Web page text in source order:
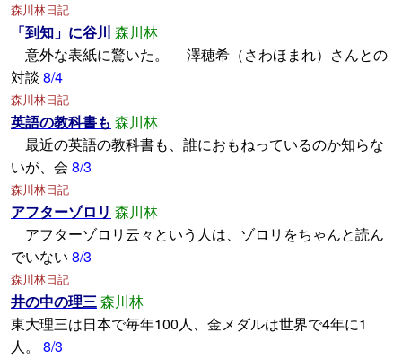
森川林日記
「到知」に谷川 森川林
意外な表紙に驚いた。 澤穂希（さわほまれ）さんとの
対談 8/4
森川林日記
英語の教科書も 森川林
最近の英語の教科書も、誰におもねっているのか知らな
いが、会 8/3
森川林日記
アフターゾロリ 森川林
アフターゾロリ云々という人は、ゾロリをちゃんと読ん
でいない 8/3
森川林日記
井の中の理三森川林
東大理三は日本で毎年100人、金メダルは世界で4年に1
人。 8/3